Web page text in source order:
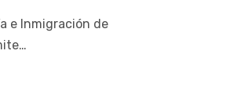
e Inmigración de